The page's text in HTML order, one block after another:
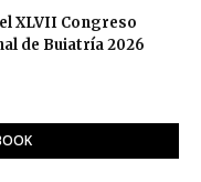
XLVII Congreso
de Buiatría 2026